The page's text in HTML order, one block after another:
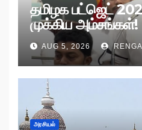
தமிழக பட்ஜெட்
முக்கிய அம்சங்கள்!
AUG 5, 2026
அரசியல்